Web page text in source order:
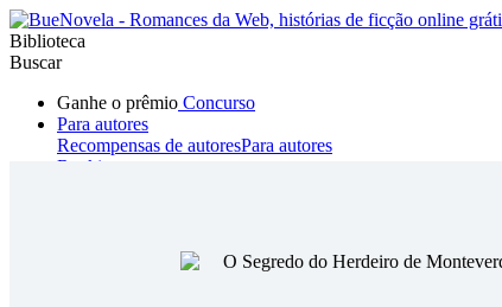
Biblioteca
Buscar
Ganhe o prêmio Concurso
Para autores
Recompensas de autoresPara autores
Ranking
Hombre lobo Mafia SistemaFantasía Urbano